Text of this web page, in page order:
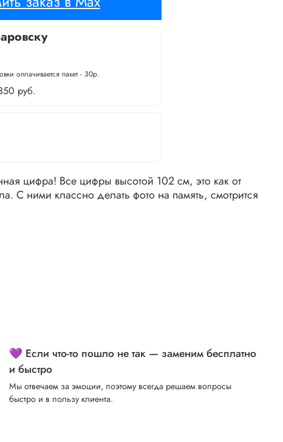
оплачивается пакет - 30р.
руб.
цифра! Все цифры высотой 102 см, это как от
С ними классно делать фото на память, смотрится
💜 Если что-то пошло не так — заменим бесплатно
и быстро
Мы отвечаем за эмоции, поэтому всегда решаем вопросы
быстро и в пользу клиента.